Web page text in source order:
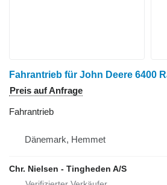
Fahrantrieb für John Deere 6400
Preis auf Anfrage
Fahrantrieb
Dänemark, Hemmet
Chr. Nielsen - Tingheden A/S